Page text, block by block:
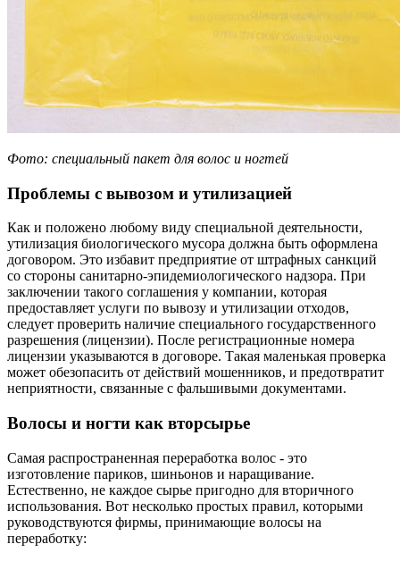
Фото: специальный пакет для волос и ногтей
Проблемы с вывозом и утилизацией
Как и положено любому виду специальной деятельности,
утилизация биологического мусора должна быть оформлена
договором. Это избавит предприятие от штрафных санкций
со стороны санитарно-эпидемиологического надзора. При
заключении такого соглашения у компании, которая
предоставляет услуги по вывозу и утилизации отходов,
следует проверить наличие специального государственного
разрешения (лицензии). После регистрационные номера
лицензии указываются в договоре. Такая маленькая проверка
может обезопасить от действий мошенников, и предотвратит
неприятности, связанные с фальшивыми документами.
Волосы и ногти как вторсырье
Самая распространенная переработка волос - это
изготовление париков, шиньонов и наращивание.
Естественно, не каждое сырье пригодно для вторичного
использования. Вот несколько простых правил, которыми
руководствуются фирмы, принимающие волосы на
переработку: